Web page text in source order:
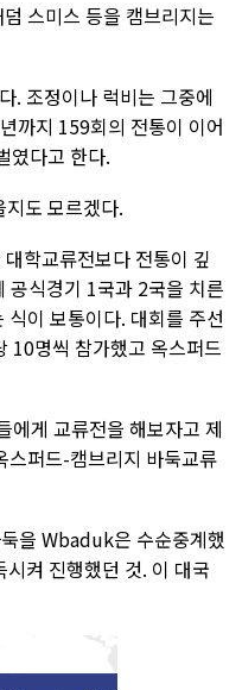
스미스 등을 캠브리지는
. 조정이나 럭비는 그중에
까지 159회의 전통이 이어
였다고 한다.
도 모르겠다.
학교류전보다 전통이 깊
공식경기 1국과 2국을 치른
이 보통이다. 대회를 주선
10명씩 참가했고 옥스퍼드
게 교류전을 해보자고 제
스퍼드-캠브리지 바둑교류
을 Wbaduk은 수순중계했
켜 진행했던 것. 이 대국